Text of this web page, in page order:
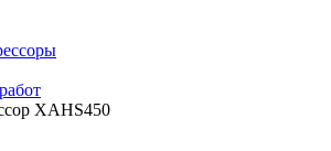
XAHS450